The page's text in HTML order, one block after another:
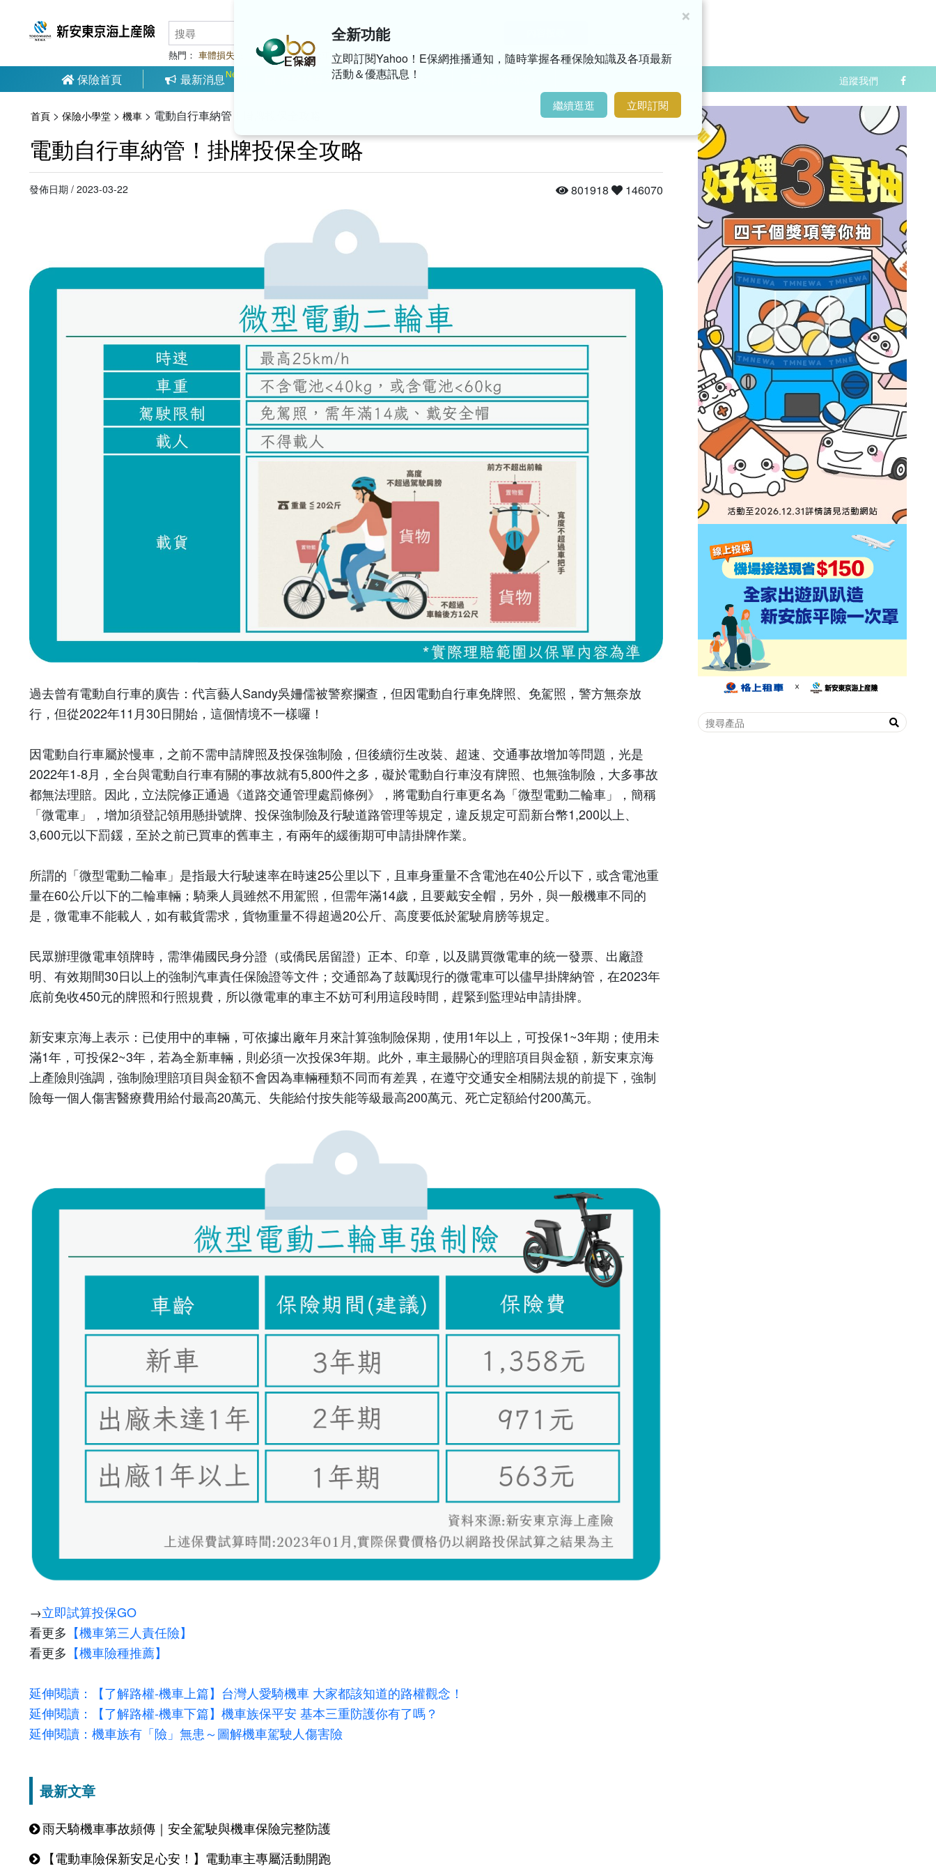
熱門： 車體損失險 車對車碰撞 機車族投保 汽車超額險 連環車禍 地震火災險
追蹤我們
保險首頁 最新消息 保險精算家 保險劇場
首頁 > 保險小學堂 > 機車 > 電動自行車納管！掛牌投保全攻略
電動自行車納管！掛牌投保全攻略
發佈日期 / 2023-03-22 801918 146070
過去曾有電動自行車的廣告：代言藝人Sandy吳姍儒被警察攔查，但因電動自行車免牌照、免駕照，警方無奈放
行，但從2022年11 月30日開始，這個情境不一樣囉！
因電動自行車屬於慢車，之前不需申請牌照及投保強制險，但後續衍生改裝、超速、交通事故增加等問題，光是
2022年1-8月，全台與電動自行車有關的事故就有5,800件之多，礙於電動自行車沒有牌照、也無強制險，大多事故
都無法理賠。因此，立法院修正通過《道路交通管理處罰條例》
，將電動自行車更名為「微型電動二輪車」，簡稱
「微電車」，增加須登記領用懸掛號牌、投保強制險及行駛道路管理等規定，違反規定可罰新台幣1,200以上、
3,600元以下罰鍰，至於之前已買車的舊車主，有兩年的緩衝期可申請掛牌作業。
所謂的「微型電動二輪車」是指最大行駛速率在時速25公里以下，且車身重量不含電池在40公斤以下，或含電池重
量在60公斤以下的二輪車輛；騎乘人員雖然不用駕照，但需年滿14歲，且要戴安全帽，另外，與一般機車不同的
是，微電車不能載人，如有載貨需求，貨物重量不得超過20公斤、高度要低於駕駛肩膀等規定。
民眾辦理微電車領牌時，需準備國民身分證（或僑民居留證）正本、印章，以及購買微電車的統一發票、出廠證
明、有效期間30日以上的強制汽車責任保險證等文件；交通部為了鼓勵現行的微電車可以儘早掛牌納管，在2023年
底前免收450元的牌照和行照規費，所以微電車的車主不妨可利用這段時間，趕緊到監理站申請掛牌。
新安東京海上表示：已使用中的車輛，可依據出廠年月來計算強制險保期，使用1年以上，可投保1~3年期；使用未
滿1年，可投保2~3年，若為全新車輛，則必須一次投保3年期。此外，車主最關心的理賠項目與金額，新安東京海
上產險則強調，強制險理賠項目與金額不會因為車輛種類不同而有差異，在遵守交通安全相關法規的前提下，強制
險每一個人傷害醫療費用給付最高20萬元、失能給付按失能等級最高200萬元、死亡定額給付200萬元。
→立即試算投保GO
看更多 【機車第三人責任險】
看更多 【機車險種推薦】
延伸閱讀：【了解路權-機車上篇】台灣人愛騎機車 大家都該知道的路權觀念！
延伸閱讀：【了解路權-機車下篇】機車族保平安 基本三重防護你有了嗎？
延伸閱讀：機車族有「險」無患～圖解機車駕駛人傷害險
最新文章
雨天騎機車事故頻傳｜安全駕駛與機車保險完整防護
【電動車險保新安足心安！】電動車主專屬活動開跑
×
全新功能
立即訂閱Yahoo！E保網推播通知，隨時掌握各種保險知識及各項最新
活動＆優惠訊息！
繼續逛逛 立即訂閱